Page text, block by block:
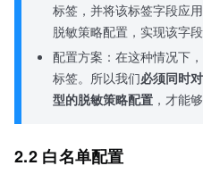
标签，并将该标签字段应
脱敏策略配置，实现该字
配置方案：在这种情况下
标签。所以我们必须同时
型的脱敏策略配置 ，才能
2.2 白名单配置